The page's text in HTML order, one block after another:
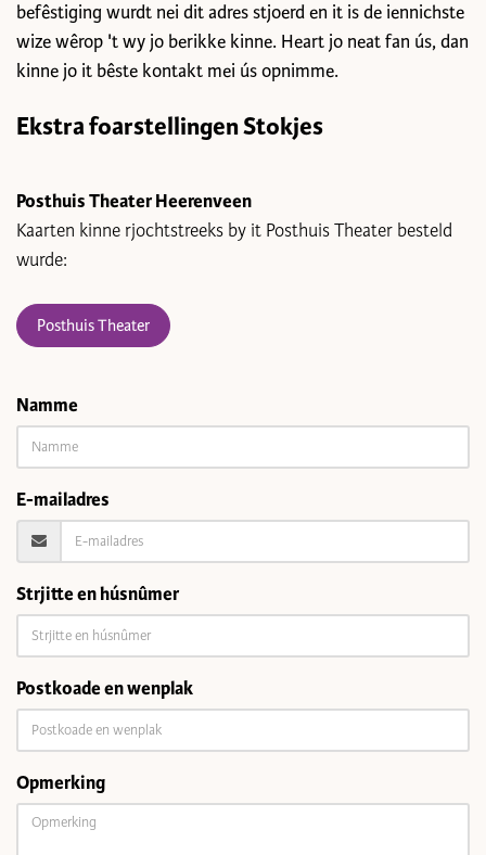
befêstiging wurdt nei dit adres stjoerd en it is de iennichste
wize wêrop 't wy jo berikke kinne. Heart jo neat fan ús, dan
kinne jo it bêste kontakt mei ús opnimme.
Ekstra foarstellingen Stokjes
Posthuis Theater Heerenveen
Kaarten kinne rjochtstreeks by it Posthuis Theater besteld
wurde:
Posthuis Theater
Namme
E-mailadres
Strjitte en húsnûmer
Postkoade en wenplak
Opmerking